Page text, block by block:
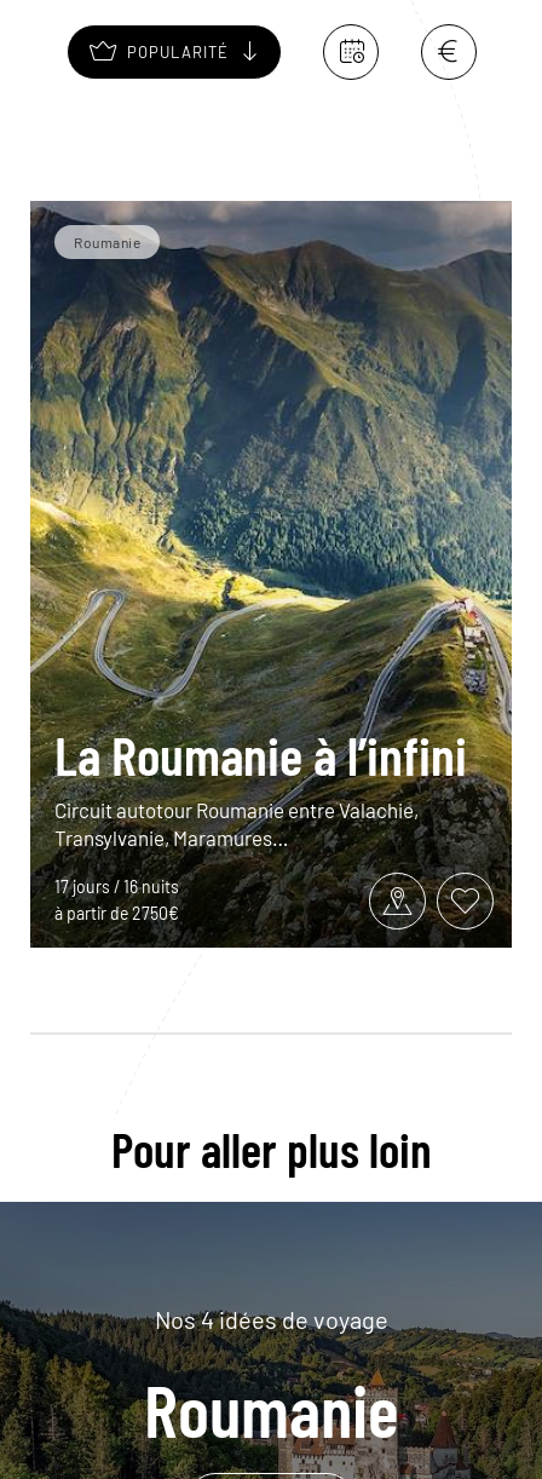
POPULARITÉ
Roumanie
La Roumanie à l’infini
Circuit autotour Roumanie entre Valachie,
Transylvanie, Maramures…
17 jours / 16 nuits
à partir de 2750€
Pour aller plus loin
Nos 4 idées de voyage
Roumanie